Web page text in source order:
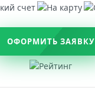
ОФОРМИТЬ ЗАЯВКУ